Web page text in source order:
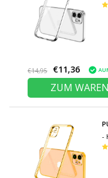
€14,95 €11,36
ZUM
-